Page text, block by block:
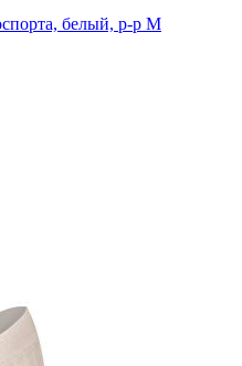
белый, р-р M